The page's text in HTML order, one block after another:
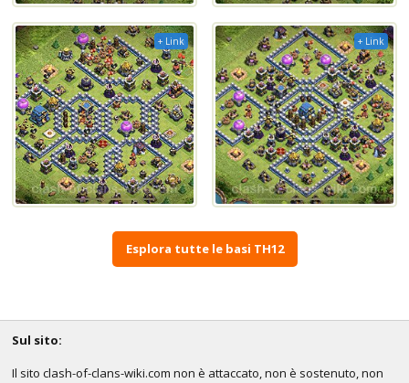
+ Link + Link
Esplora tutte le basi TH12
Sul sito:
Il sito clash-of-clans-wiki.com non è attaccato, non è sostenuto, non